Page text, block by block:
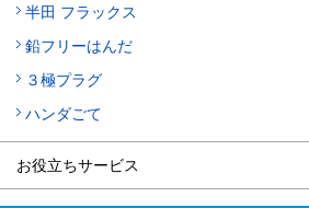
半田 フラックス
鉛フリーはんだ
３極プラグ
ハンダごて
お役立ちサービス